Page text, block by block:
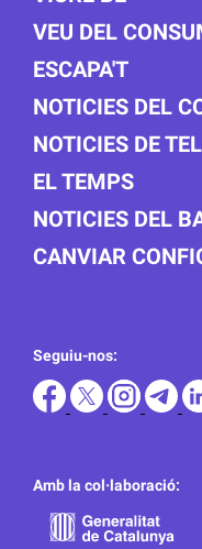
VEU DEL
ESCAPA'T
NOTICIES DEL
NOTICIES DE
EL TEMPS
NOTICIES DEL
CANVIAR
Seguiu-nos:
Amb la col·laboració: